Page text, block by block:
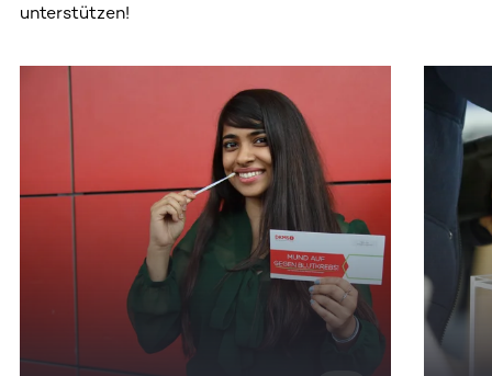
unterstützen!
Dieser Bereich enthält horizontal scrollbare Inhalte.